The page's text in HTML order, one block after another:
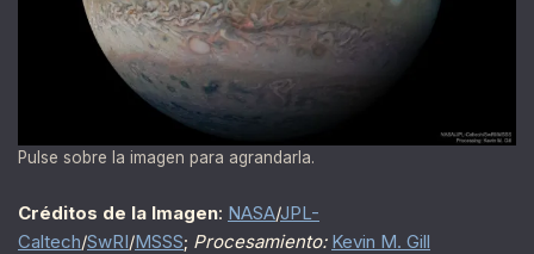
Pulse sobre la imagen para agrandarla.
Créditos de la Imagen: NASA/JPL-
Caltech/SwRI/MSSS; Procesamiento: Kevin M. Gill